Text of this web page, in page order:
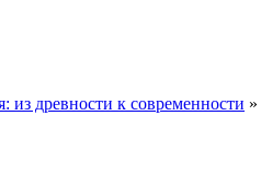
из древности к современности »